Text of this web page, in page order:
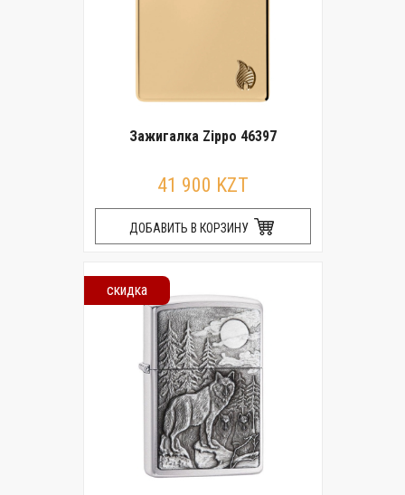
Зажигалка Zippo 46397
41 900 KZT
ДОБАВИТЬ В КОРЗИНУ
скидка